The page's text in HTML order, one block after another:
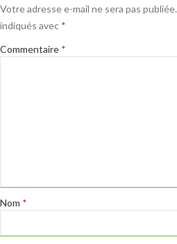
Votre adresse e-mail ne sera pas publiée.
indiqués avec *
Commentaire *
Nom *